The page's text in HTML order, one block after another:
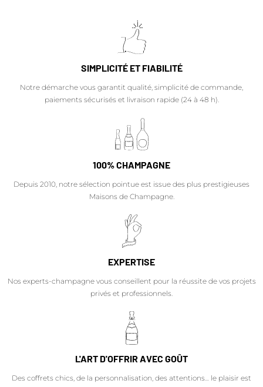
SIMPLICITÉ ET FIABILITÉ
Notre démarche vous garantit qualité, simplicité de commande,
paiements sécurisés et livraison rapide (24 à 48 h).
100% CHAMPAGNE
Depuis 2010, notre sélection pointue est issue des plus prestigieuses
Maisons de Champagne.
EXPERTISE
Nos experts-champagne vous conseillent pour la réussite de vos projets
privés et professionnels.
L'ART D'OFFRIR AVEC GOÛT
Des coffrets chics, de la personnalisation, des attentions… le plaisir est